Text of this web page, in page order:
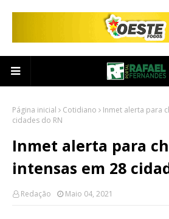
Página inicial Cotidiano
Inmet alerta para
cidades do RN
Inmet alerta para
intensas em 28
Redação Maio 04, 2021